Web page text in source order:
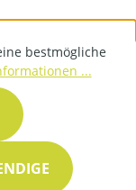
bestmögliche
...